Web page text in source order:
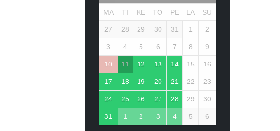
MA TI KE TO PE LA SU
27 28 29 30 31 1 2
3 4 5 6 7 8 9
10 11 12 13 14 15 16
17 18 19 20 21 22 23
24 25 26 27 28 29 30
31 1 2 3 4 5 6